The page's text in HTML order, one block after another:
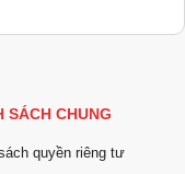
SÁCH CHUNG
quyền riêng tư